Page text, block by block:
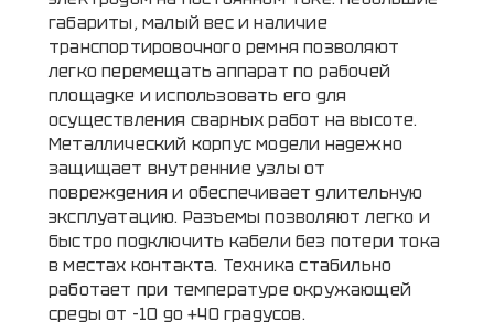
габариты, малый вес и наличие
транспортировочного ремня позволяют
легко перемещать аппарат по рабочей
площадке и использовать его для
осуществления сварных работ на высоте.
Металлический корпус модели надежно
защищает внутренние узлы от
повреждения и обеспечивает длительную
эксплуатацию. Разъемы позволяют легко и
быстро подключить кабели без потери тока
в местах контакта. Техника стабильно
работает при температуре окружающей
среды от -10 до +40 градусов.